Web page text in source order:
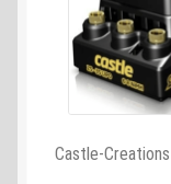
Castle-